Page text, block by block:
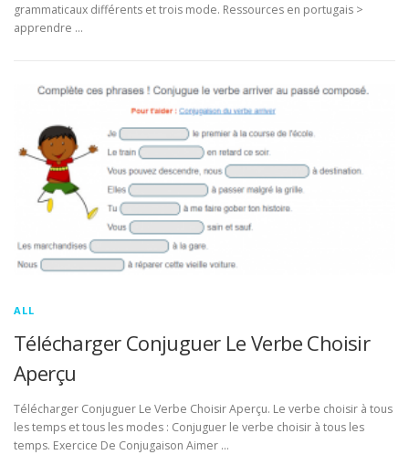
grammaticaux différents et trois mode. Ressources en portugais >
apprendre …
ALL
Télécharger Conjuguer Le Verbe Choisir
Aperçu
Télécharger Conjuguer Le Verbe Choisir Aperçu. Le verbe choisir à tous
les temps et tous les modes : Conjuguer le verbe choisir à tous les
temps. Exercice De Conjugaison Aimer …